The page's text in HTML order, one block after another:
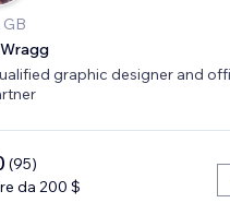
GB
graphic designer and
(95)
da 200 $